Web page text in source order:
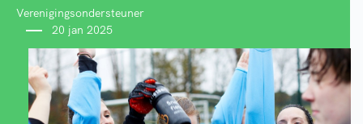
Verenigingsondersteuner
20 jan 2025